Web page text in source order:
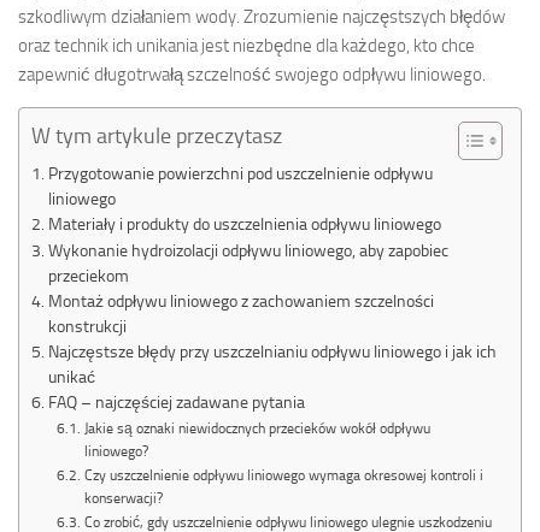
szkodliwym działaniem wody. Zrozumienie najczęstszych błędów
oraz technik ich unikania jest niezbędne dla każdego, kto chce
zapewnić długotrwałą szczelność swojego odpływu liniowego.
W tym artykule przeczytasz
Przygotowanie powierzchni pod uszczelnienie odpływu
liniowego
Materiały i produkty do uszczelnienia odpływu liniowego
Wykonanie hydroizolacji odpływu liniowego, aby zapobiec
przeciekom
Montaż odpływu liniowego z zachowaniem szczelności
konstrukcji
Najczęstsze błędy przy uszczelnianiu odpływu liniowego i jak ich
unikać
FAQ – najczęściej zadawane pytania
Jakie są oznaki niewidocznych przecieków wokół odpływu
liniowego?
Czy uszczelnienie odpływu liniowego wymaga okresowej kontroli i
konserwacji?
Co zrobić, gdy uszczelnienie odpływu liniowego ulegnie uszkodzeniu